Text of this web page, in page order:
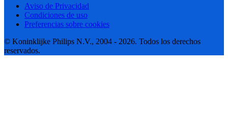
Aviso de Privacidad
Condiciones de uso
Preferencias sobre cookies
© Koninklijke Philips N.V., 2004 - 2026. Todos los derechos
reservados.